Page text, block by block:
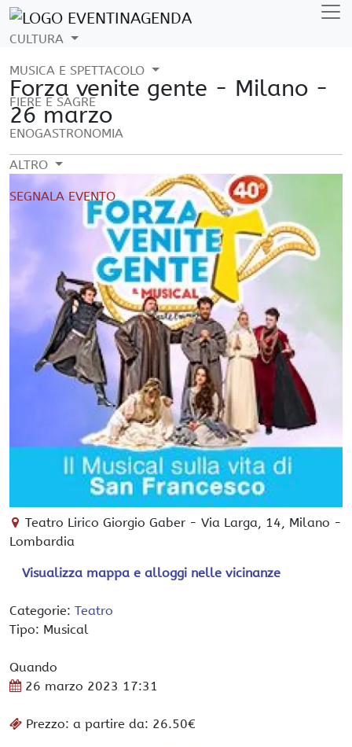
CULTURA
MUSICA E SPETTACOLO
FIERE E SAGRE
ENOGASTRONOMIA
ALTRO
SEGNALA EVENTO
Forza venite gente - Milano -
26 marzo
Teatro Lirico Giorgio Gaber -Via Larga, 14, Milano -
Lombardia
Visualizza mappa e alloggi nelle vicinanze
Categorie: Teatro
Tipo: Musical
Quando
26 marzo 2023 17:31
Prezzo: a partire da: 26.50€